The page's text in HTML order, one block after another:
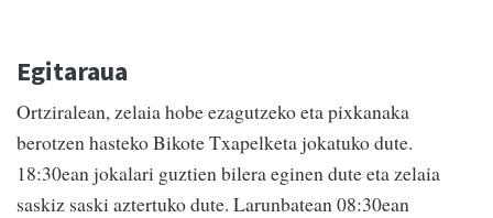
Egitaraua
Ortziralean, zelaia hobe ezagutzeko eta pixkanaka
berotzen hasteko Bikote Txapelketa jokatuko dute.
18:30ean jokalari guztien bilera eginen dute eta zelaia
saskiz saski aztertuko dute. Larunbatean 08:30ean